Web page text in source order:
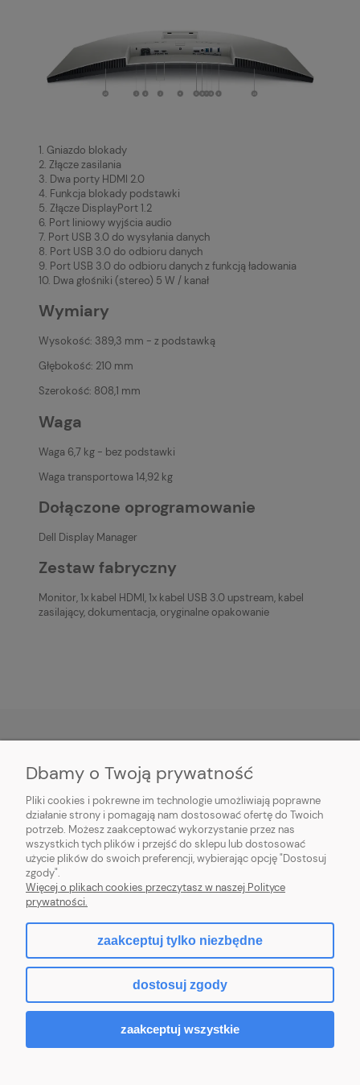
1. Gniazdo blokady
2. Złącze zasilania
3. Dwa porty HDMI 2.0
4. Funkcja blokady podstawki
5. Złącze DisplayPort 1.2
6. Port liniowy wyjścia audio
7. Port USB 3.0 do wysyłania danych
8. Port USB 3.0 do odbioru danych
9. Port USB 3.0 do odbioru danych z funkcją ładowania
10. Dwa głośniki (stereo) 5 W / kanał
Wymiary
Wysokość: 389,3 mm - z podstawką
Głębokość: 210 mm
Szerokość: 808,1 mm
Waga
Waga 6,7 kg - bez podstawki
Waga transportowa 14,92 kg
Dołączone oprogramowanie
Dell Display Manager
Zestaw fabryczny
Monitor, 1x kabel HDMI, 1x kabel USB 3.0 upstream, kabel
zasilający, dokumentacja, oryginalne opakowanie
O NAS
INFORMACJE
PŁATNOŚCI I DOSTAWA
POMOC
MOJE KONTO
2026 © komputerydlafirm.pl - wszystkie prawa zastrzeżone.
pokaż pełną wersję strony
Dbamy o Twoją prywatność
Pliki cookies i pokrewne im technologie umożliwiają poprawne
działanie strony i pomagają nam dostosować ofertę do Twoich
potrzeb. Możesz zaakceptować wykorzystanie przez nas
wszystkich tych plików i przejść do sklepu lub dostosować
użycie plików do swoich preferencji, wybierając opcję "Dostosuj
zgody".
Więcej o plikach cookies przeczytasz w naszej Polityce
prywatności.
zaakceptuj tylko niezbędne
dostosuj zgody
zaakceptuj wszystkie